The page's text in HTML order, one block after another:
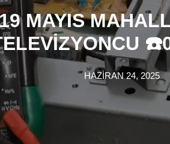
MAYIS
HAZIRAN 24, 2025